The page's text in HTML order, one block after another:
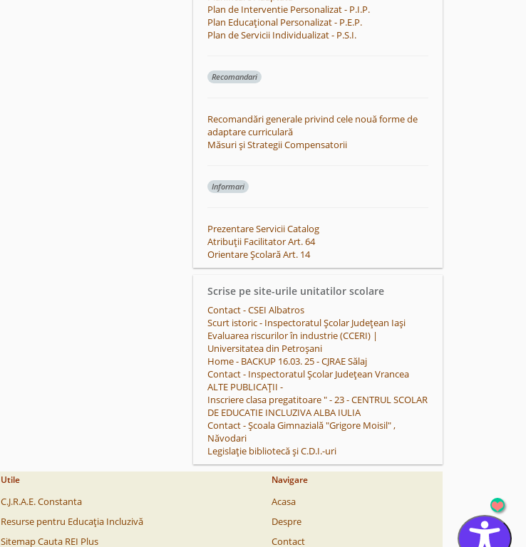
Plan de Interventie Personalizat - P.I.P.
Plan Educațional Personalizat - P.E.P.
Plan de Servicii Individualizat - P.S.I.
Recomandari
Recomandări generale privind cele nouă forme de
adaptare curriculară
Măsuri și Strategii Compensatorii
Informari
Prezentare Servicii Catalog
Atribuții Facilitator Art. 64
Orientare Școlară Art. 14
Scrise pe site-urile unitatilor scolare
Contact - CSEI Albatros
Scurt istoric - Inspectoratul Școlar Județean Iași
Evaluarea riscurilor în industrie (CCERI) |
Universitatea din Petroșani
Home - BACKUP 16.03. 25 - CJRAE Sălaj
Contact - Inspectoratul Școlar Județean Vrancea
ALTE PUBLICAȚII -
Inscriere clasa pregatitoare " - 23 - CENTRUL SCOLAR
DE EDUCATIE INCLUZIVA ALBA IULIA
Contact - Școala Gimnazială "Grigore Moisil" ,
Năvodari
Legislație bibliotecă și C.D.I.-uri
Utile
C.J.R.A.E. Constanta
Resurse pentru Educația Incluzivă
Sitemap Cauta REI Plus
Navigare
Acasa
Despre
Contact